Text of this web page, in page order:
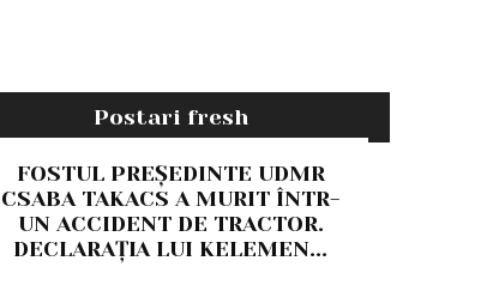
Postari fresh
FOSTUL PREȘEDINTE UDMR
CSABA TAKACS A MURIT ÎNTR-
UN ACCIDENT DE TRACTOR.
DECLARAȚIA LUI KELEMEN...